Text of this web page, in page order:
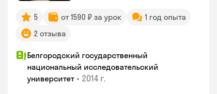
5 от 1590 ₽ за урок
1 год опыта
2 отзыва
Белгородский государственный
национальный исследовательский
университет • 2014 г.